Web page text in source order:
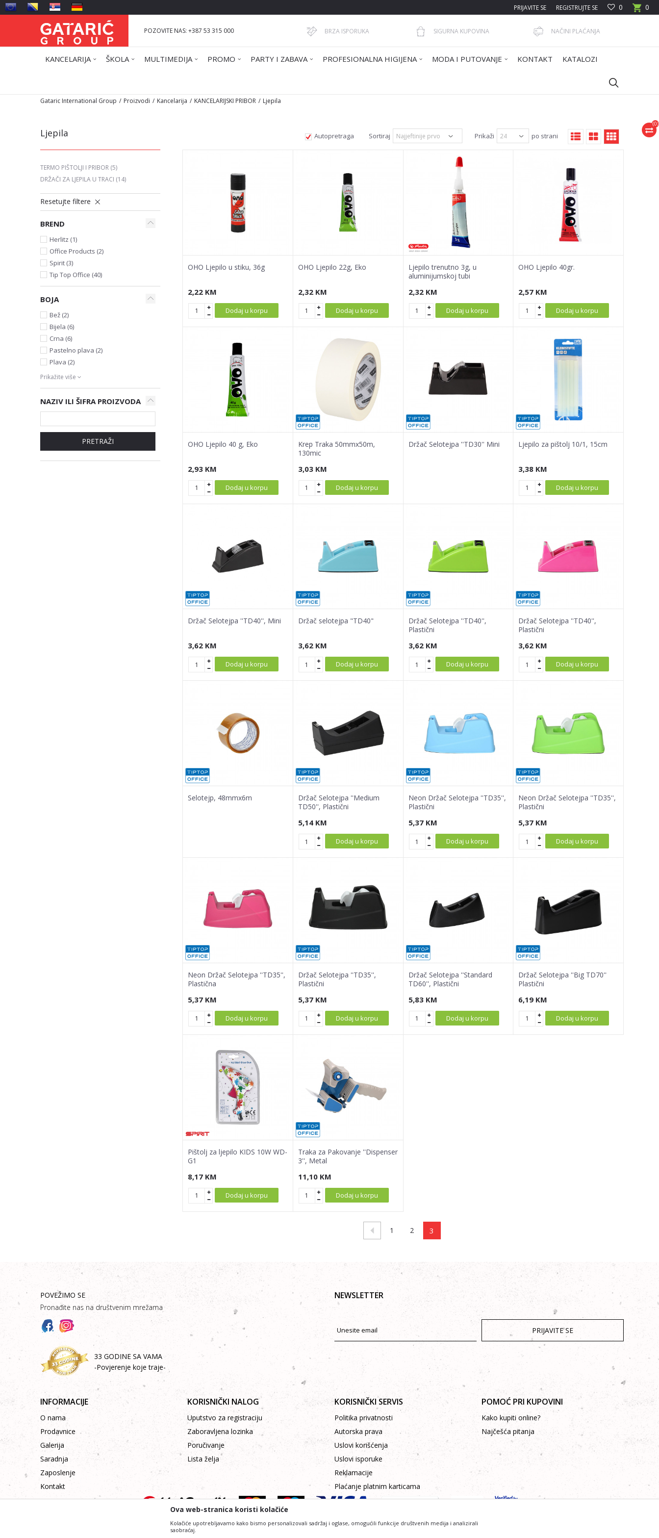
0
0
PRIJAVITE SE REGISTRUJTE SE
POZOVITE NAS: +387 53 315 000 BRZA ISPORUKA SIGURNA KUPOVINA NAČINI PLAĆANJA
KANCELARIJA ŠKOLA MULTIMEDIJA PROMO PARTY I ZABAVA PROFESIONALNA HIGIJENA MODA I PUTOVANJE KONTAKT KATALOZI
(0)
Gataric International Group Proizvodi Kancelarija KANCELARIJSKI PRIBOR Ljepila
Ljepila Autopretraga Sortiraj Prikaži po strani
TERMO PIŠTOLJI I PRIBOR (5)
DRŽAČI ZA LJEPILA U TRACI (14)
Resetujte filtere
BREND
Herlitz (1)
Office Products (2)
Spirit (3)
Tip Top Office (40)
BOJA
Bež (2)
Bijela (6)
Crna (6)
Pastelno plava (2)
Plava (2)
Prikažite više
NAZIV ILI ŠIFRA PROIZVODA
PRETRAŽI
OHO Ljepilo u stiku, 36g
2,22 KM
Dodaj u korpu
OHO Ljepilo 22g, Eko
2,32 KM
Dodaj u korpu
Ljepilo trenutno 3g, u
aluminijumskoj tubi
2,32 KM
Dodaj u korpu
OHO Ljepilo 40gr.
2,57 KM
Dodaj u korpu
OHO Ljepilo 40 g, Eko
2,93 KM
Dodaj u korpu
Krep Traka 50mmx50m,
130mic
3,03 KM
Dodaj u korpu
Držač Selotejpa ''TD30'' Mini Ljepilo za pištolj 10/1, 15cm
3,38 KM
Dodaj u korpu
Držač Selotejpa ''TD40'', Mini
3,62 KM
Dodaj u korpu
Držač selotejpa "TD40"
3,62 KM
Dodaj u korpu
Držač Selotejpa ''TD40'',
Plastični
3,62 KM
Dodaj u korpu
Držač Selotejpa ''TD40'',
Plastični
3,62 KM
Dodaj u korpu
Selotejp, 48mmx6m
Držač Selotejpa ''Medium
TD50'', Plastični
5,14 KM
Dodaj u korpu
Neon Držač Selotejpa ''TD35'',
Plastični
5,37 KM
Dodaj u korpu
Neon Držač Selotejpa ''TD35'',
Plastični
5,37 KM
Dodaj u korpu
Neon Držač Selotejpa ''TD35'',
Plastična
5,37 KM
Dodaj u korpu
Držač Selotejpa ''TD35'',
Plastični
5,37 KM
Dodaj u korpu
Držač Selotejpa ''Standard
TD60'', Plastični
5,83 KM
Dodaj u korpu
Držač Selotejpa ''Big TD70''
Plastični
6,19 KM
Dodaj u korpu
Pištolj za ljepilo KIDS 10W WD-
G1
8,17 KM
Dodaj u korpu
Traka za Pakovanje ''Dispenser
3'', Metal
11,10 KM
Dodaj u korpu
1 2 3
POVEŽIMO SE
Pronađite nas na društvenim mrežama
33 GODINE SA VAMA
-Povjerenje koje traje-
NEWSLETTER
PRIJAVITE SE
INFORMACIJE
O nama
Prodavnice
Galerija
Saradnja
Zaposlenje
Kontakt
KORISNIČKI NALOG
Uputstvo za registraciju
Zaboravljena lozinka
Poručivanje
Lista želja
KORISNIČKI SERVIS
Politika privatnosti
Autorska prava
Uslovi korišćenja
Uslovi isporuke
Reklamacije
Plaćanje platnim karticama
POMOĆ PRI KUPOVINI
Kako kupiti online?
Najčešća pitanja
Ova web-stranica koristi kolačiće
Kolačiće upotrebljavamo kako bismo personalizovali sadržaj i oglase, omogućili funkcije društvenih medija i analizirali
saobraćaj.